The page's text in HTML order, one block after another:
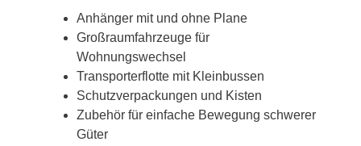
Anhänger mit und ohne Plane
Großraumfahrzeuge für
Wohnungswechsel
Transporterflotte mit Kleinbussen
Schutzverpackungen und Kisten
Zubehör für einfache Bewegung schwerer
Güter